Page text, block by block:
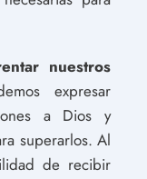
nuestros
expresar
a Dios y
superarlos. Al
de recibir